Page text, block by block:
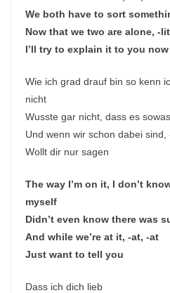
We both have to sort
Now that we two are alone, -
I’ll try to explain it to you now
Wie ich grad drauf bin so kenn
nicht
Wusste gar nicht, dass es
Und wenn wir schon dabei
Wollt dir nur sagen
The way I’m on it, I don’t
myself
Didn’t even know there was
And while we’re at it, -at, -at
Just want to tell you
Dass ich dich lieb